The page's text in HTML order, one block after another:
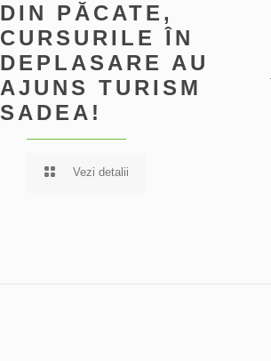
DIN PĂCATE,
CURSURILE ÎN
DEPLASARE AU
AJUNS TURISM
SADEA!
Vezi detalii